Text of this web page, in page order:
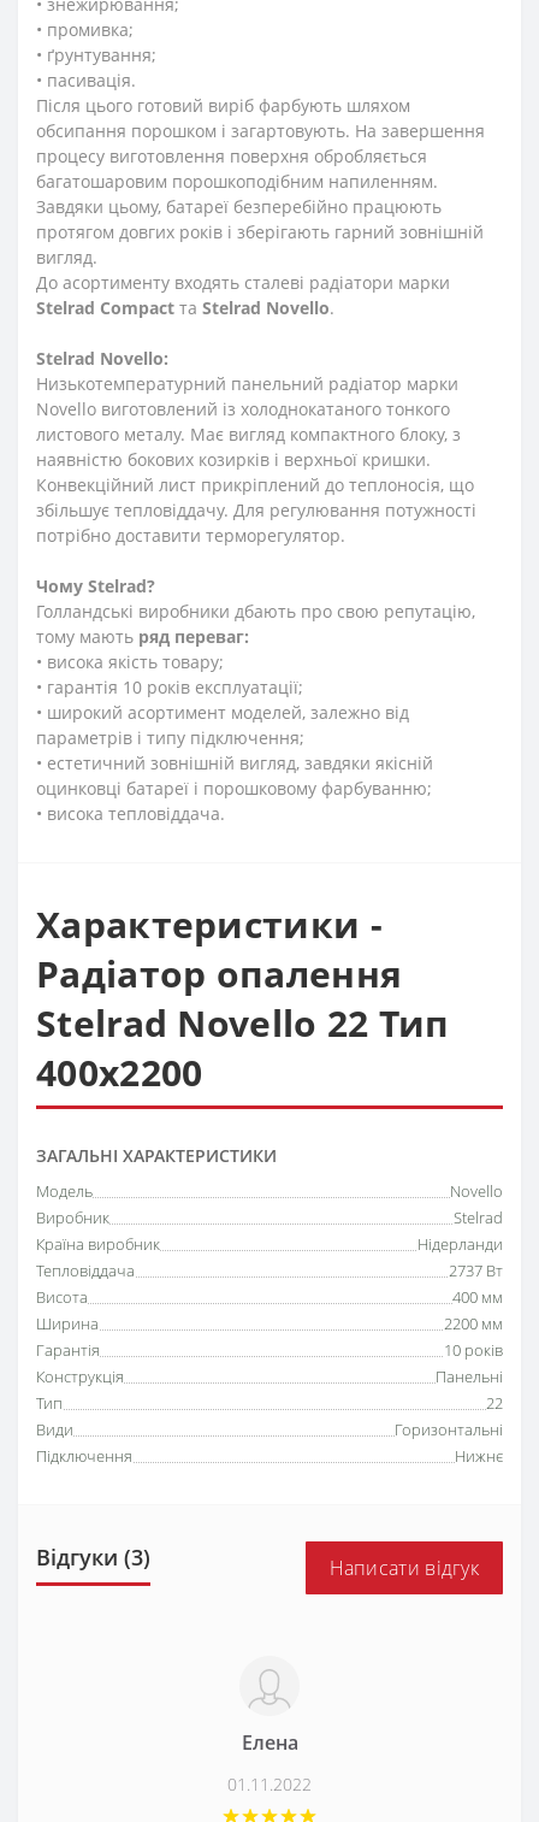
• промивка;
• ґрунтування;
• пасивація.
Після цього готовий виріб фарбують шляхом
обсипання порошком і загартовують. На завершення
процесу виготовлення поверхня обробляється
багатошаровим порошкоподібним напиленням.
Завдяки цьому, батареї безперебійно працюють
протягом довгих років і зберігають гарний зовнішній
вигляд.
До асортименту входять сталеві радіатори марки
Stelrad Compact та Stelrad Novello.
Stelrad Novello:
Низькотемпературний панельний радіатор марки
Novello виготовлений із холоднокатаного тонкого
листового металу. Має вигляд компактного блоку, з
наявністю бокових козирків і верхньої кришки.
Конвекційний лист прикріплений до теплоносія, що
збільшує тепловіддачу. Для регулювання потужності
потрібно доставити терморегулятор.
Чому Stelrad?
Голландські виробники дбають про свою репутацію,
тому мають ряд переваг:
• висока якість товару;
• гарантія 10 років експлуатації;
• широкий асортимент моделей, залежно від
параметрів і типу підключення;
• естетичний зовнішній вигляд, завдяки якісній
оцинковці батареї і порошковому фарбуванню;
• висока тепловіддача.
Характеристики -
Радіатор опалення
Stelrad Novello 22 Тип
400х2200
ЗАГАЛЬНІ ХАРАКТЕРИСТИКИ
Модель
Novello
Виробник
Stelrad
Країна виробник
Нідерланди
Тепловіддача
2737 Вт
Висота
400 мм
Ширина
2200 мм
Гарантія
10 років
Конструкція
Панельні
Тип
22
Види
Горизонтальні
Підключення
Нижнє
Відгуки (3) Написати відгук
Елена
01.11.2022